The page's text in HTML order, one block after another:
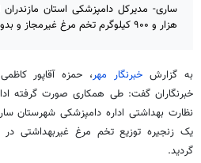
هزار و ۹۰۰ کیلوگرم تخم مرغ غیرمجاز و بدون موازین بهداشتی خبرداد.
به گزارشخبرنگار مهر، حمزه آقاپور
خبرنگاران گفت: طی همکاری صورت گرفته
نظارت بهداشتی اداره دامپزشکی شهرستان
یک زنجیره توزیع تخم مرغ غیربهداشتی
گردید.